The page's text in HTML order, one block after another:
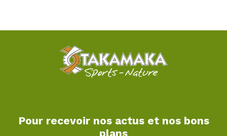
Pour recevoir nos actus et nos bons
plans